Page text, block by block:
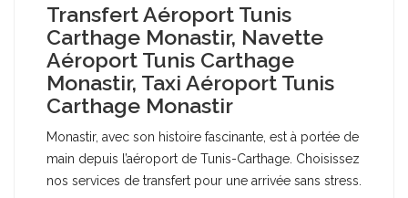
Transfert Aéroport Tunis
Carthage Monastir, Navette
Aéroport Tunis Carthage
Monastir, Taxi Aéroport Tunis
Carthage Monastir
Monastir, avec son histoire fascinante, est à portée de
main depuis l’aéroport de Tunis-Carthage. Choisissez
nos services de transfert pour une arrivée sans stress.